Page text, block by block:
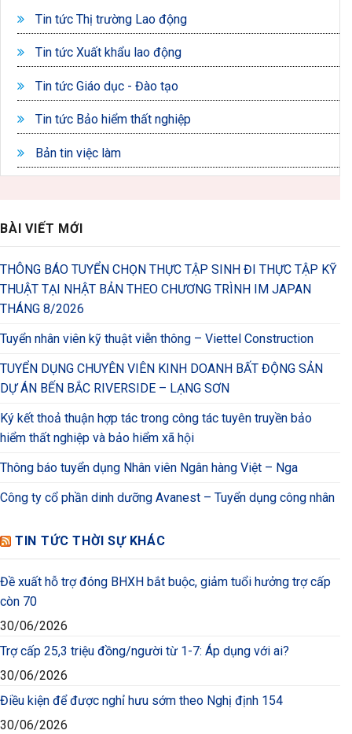
Tin tức Thị trường Lao động
Tin tức Xuất khẩu lao động
Tin tức Giáo dục - Đào tạo
Tin tức Bảo hiểm thất nghiệp
Bản tin việc làm
BÀI VIẾT MỚI
THÔNG BÁO TUYỂN CHỌN THỰC TẬP SINH ĐI THỰC TẬP KỸ
THUẬT TẠI NHẬT BẢN THEO CHƯƠNG TRÌNH IM JAPAN
THÁNG 8/2026
Tuyển nhân viên kỹ thuật viễn thông – Viettel Construction
TUYỂN DỤNG CHUYÊN VIÊN KINH DOANH BẤT ĐỘNG SẢN
DỰ ÁN BẾN BẮC RIVERSIDE – LẠNG SƠN
Ký kết thoả thuận hợp tác trong công tác tuyên truyền bảo
hiểm thất nghiệp và bảo hiểm xã hội
Thông báo tuyển dụng Nhân viên Ngân hàng Việt – Nga
Công ty cổ phần dinh dưỡng Avanest – Tuyển dụng công nhân
TIN TỨC THỜI SỰ KHÁC
Đề xuất hỗ trợ đóng BHXH bắt buộc, giảm tuổi hưởng trợ cấp
còn 70
30/06/2026
Trợ cấp 25,3 triệu đồng/người từ 1-7: Áp dụng với ai?
30/06/2026
Điều kiện để được nghỉ hưu sớm theo Nghị định 154
30/06/2026